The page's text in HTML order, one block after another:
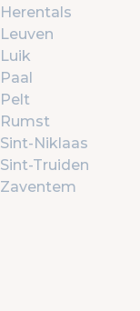
Herentals
Leuven
Luik
Paal
Pelt
Rumst
Sint-Niklaas
Sint-Truiden
Zaventem